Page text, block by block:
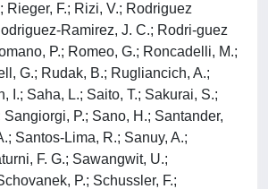
Rieger, F.; Rizi, V.; Rodriguez
Ramirez, J. C.; Rodri-guez
P.; Romeo, G.; Roncadelli, M.;
G.; Rudak, B.; Rugliancich, A.;
I.; Saha, L.; Saito, T.; Sakurai, S.;
Sangiorgi, P.; Sano, H.; Santander,
Santos-Lima, R.; Sanuy, A.;
F. G.; Sawangwit, U.;
P.; Schussler, F.;